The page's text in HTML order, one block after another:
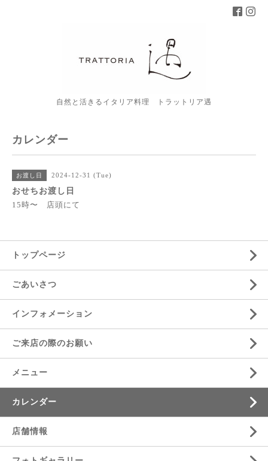
自然と活きるイタリア料理 トラットリア遇
カレンダー
お渡し日 2024-12-31 (Tue)
おせちお渡し日
15時〜 店頭にて
トップページ
ごあいさつ
インフォメーション
ご来店の際のお願い
メニュー
カレンダー
店舗情報